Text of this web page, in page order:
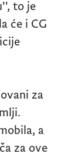
to je
će i CG
za
a
za ove